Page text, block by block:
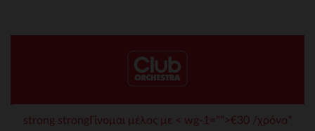
strong strongΓίνομαι μέλος με < wg-1="">€30 /χρόνο*